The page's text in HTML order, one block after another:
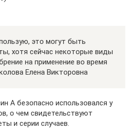
это могут быть
хотя сейчас некоторые виды
на применение во время
Елена Викторовна
А безопасно использовался у
о чем свидетельствуют
и серии случаев.